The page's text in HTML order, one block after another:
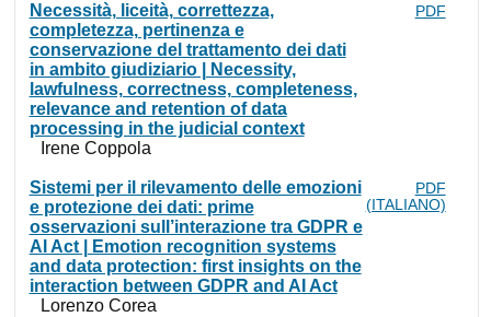
Necessità, liceità, correttezza,
completezza, pertinenza e
conservazione del trattamento dei dati
in ambito giudiziario | Necessity,
lawfulness, correctness, completeness,
relevance and retention of data
processing in the judicial context
Irene Coppola
PDF
Sistemi per il rilevamento delle emozioni
e protezione dei dati: prime
osservazioni sull’interazione tra GDPR e
AI Act | Emotion recognition systems
and data protection: first insights on the
interaction between GDPR and AI Act
Lorenzo Corea
PDF
(ITALIANO)